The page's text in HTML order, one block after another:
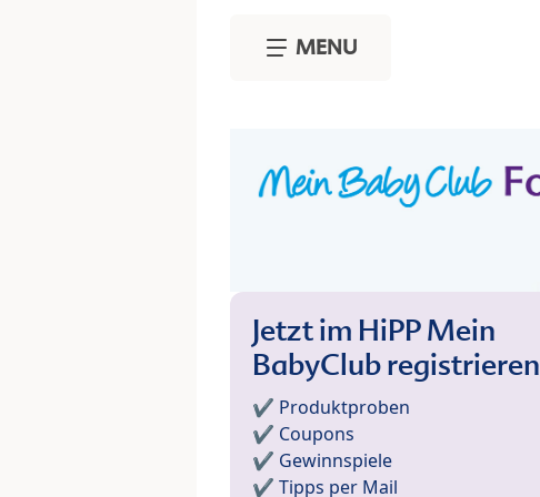
MENU
Jetzt im HiPP Mein
BabyClub registrieren
✔️ Produktproben
✔️ Coupons
✔️ Gewinnspiele
✔️ Tipps per Mail